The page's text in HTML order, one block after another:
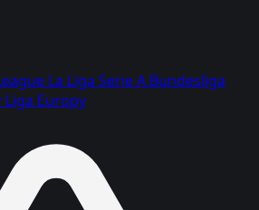
La Liga Serie A Bundesliga
Liga Europy